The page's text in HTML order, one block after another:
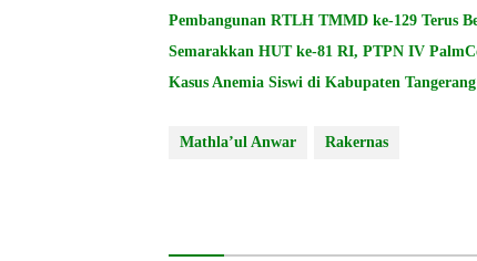
Pembangunan RTLH TMMD ke-129 Terus
Semarakkan HUT ke-81 RI, PTPN IV
Kasus Anemia Siswi di Kabupaten
Mathla’ul Anwar Rakernas